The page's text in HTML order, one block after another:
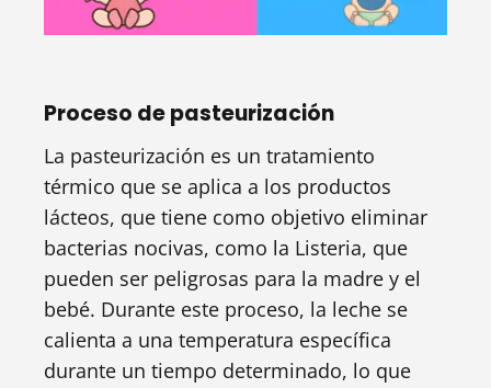
Proceso de pasteurización
La pasteurización es un tratamiento
térmico que se aplica a los productos
lácteos, que tiene como objetivo eliminar
bacterias nocivas, como la Listeria, que
pueden ser peligrosas para la madre y el
bebé. Durante este proceso, la leche se
calienta a una temperatura específica
durante un tiempo determinado, lo que